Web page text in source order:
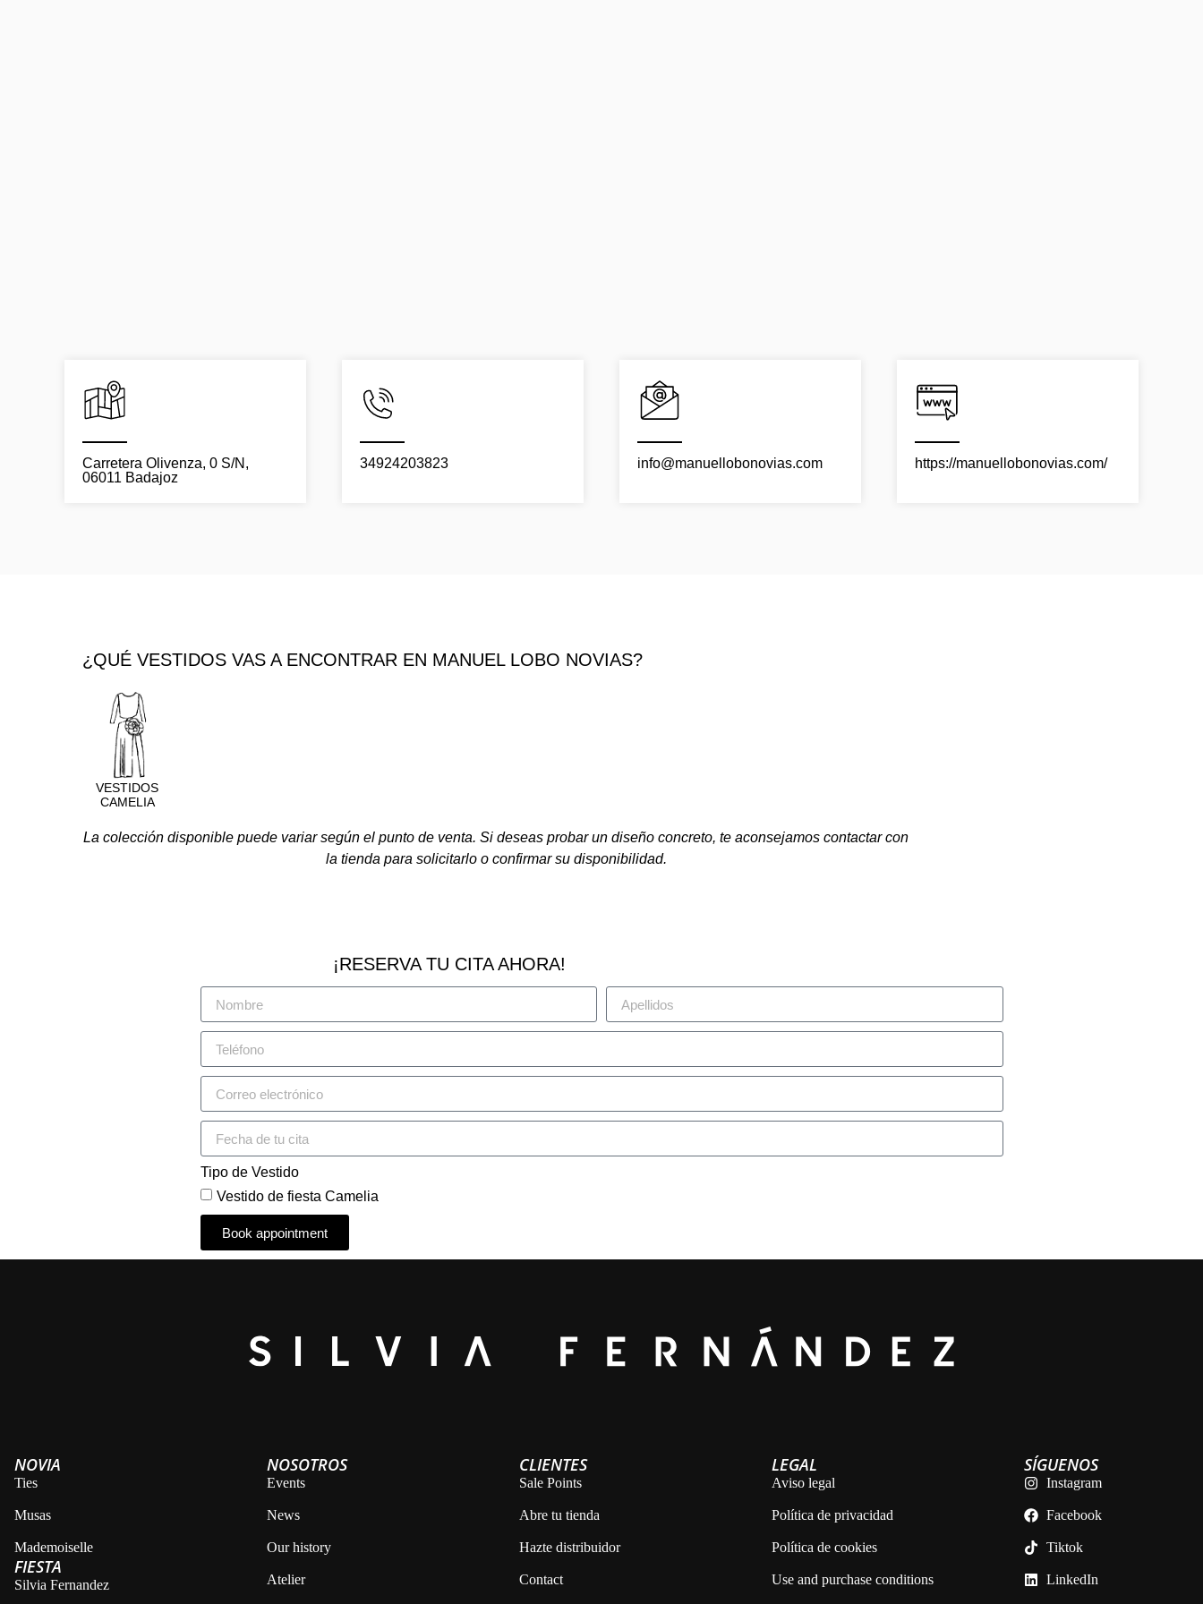
Carretera Olivenza, 0 S/N,
06011 Badajoz
34924203823 info@manuellobonovias.com https://manuellobonovias.com/
¿QUÉ VESTIDOS VAS A ENCONTRAR EN MANUEL LOBO NOVIAS?
VESTIDOS
CAMELIA
La colección disponible puede variar según el punto de venta. Si deseas probar un diseño concreto, te aconsejamos contactar con
la tienda para solicitarlo o confirmar su disponibilidad.
¡RESERVA TU CITA AHORA!
Tipo de Vestido
Vestido de fiesta Camelia
Book appointment
Alternative:
NOVIA
Ties
Musas
Mademoiselle
FIESTA
Silvia Fernandez
NOSOTROS
Events
News
Our history
Atelier
CLIENTES
Sale Points
Abre tu tienda
Hazte distribuidor
Contact
LEGAL
Aviso legal
Política de privacidad
Política de cookies
Use and purchase conditions
SÍGUENOS
Instagram
Facebook
Tiktok
LinkedIn